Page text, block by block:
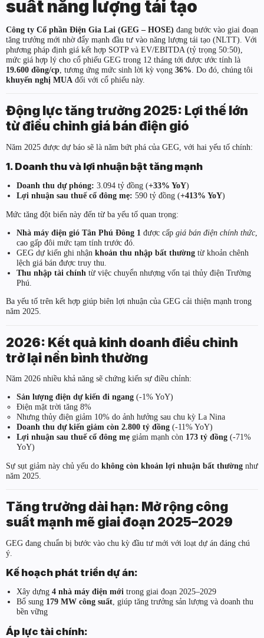
suất năng lượng tái tạo
Công ty Cổ phần Điện Gia Lai (GEG – HOSE) đang bước vào giai đoạn
tăng trưởng mới nhờ đẩy mạnh đầu tư vào năng lượng tái tạo (NLTT). Với
phương pháp định giá kết hợp SOTP và EV/EBITDA (tỷ trọng 50:50),
mức giá hợp lý cho cổ phiếu GEG trong 12 tháng tới được ước tính là
19.600 đồng/cp , tương ứng mức sinh lời kỳ vọng 36% . Do đó, chúng tôi
khuyến nghị MUA đối với cổ phiếu này.
Động lực tăng trưởng 2025: Lợi thế lớn
từ điều chỉnh giá bán điện gió
Năm 2025 được dự báo sẽ là năm bứt phá của GEG, với hai yếu tố chính:
1. Doanh thu và lợi nhuận bật tăng mạnh
Doanh thu dự phóng: 3.094 tỷ đồng (+33% YoY)
Lợi nhuận sau thuế cổ đông mẹ: 590 tỷ đồng (+413% YoY)
Mức tăng đột biến này đến từ ba yếu tố quan trọng:
Nhà máy điện gió Tân Phú Đông 1 được cấp giá bán điện chính thức,
cao gấp đôi mức tạm tính trước đó.
GEG dự kiến ghi nhận khoản thu nhập bất thườngtừ khoản chênh
lệch giá bán được truy thu.
Thu nhập tài chính từ việc chuyển nhượng vốn tại thủy điện Trường
Phú.
Ba yếu tố trên kết hợp giúp biên lợi nhuận của GEG cải thiện mạnh trong
năm 2025.
2026: Kết quả kinh doanh điều chỉnh
trở lại nền bình thường
Năm 2026 nhiều khả năng sẽ chứng kiến sự điều chỉnh:
Sản lượng điện dự kiến đi ngang(-1% YoY)
Điện mặt trời tăng 8%
Nhưng thủy điện giảm 10% do ảnh hưởng sau chu kỳ La Nina
Doanh thu dự kiến giảm còn 2.800 tỷ đồng(-11% YoY)
Lợi nhuận sau thuế cổ đông mẹgiảm mạnh còn 173 tỷ đồng(-71%
YoY)
Sự sụt giảm này chủ yếu do không còn khoản lợi nhuận bất thường như
năm 2025.
Tăng trưởng dài hạn: Mở rộng công
suất mạnh mẽ giai đoạn 2025–2029
GEG đang chuẩn bị bước vào chu kỳ đầu tư mới với loạt dự án đáng chú
ý.
Kế hoạch phát triển dự án:
Xây dựng 4 nhà máy điện mớitrong giai đoạn 2025–2029
Bổ sung 179 MW công suất, giúp tăng trưởng sản lượng và doanh thu
bền vững
Áp lực tài chính: